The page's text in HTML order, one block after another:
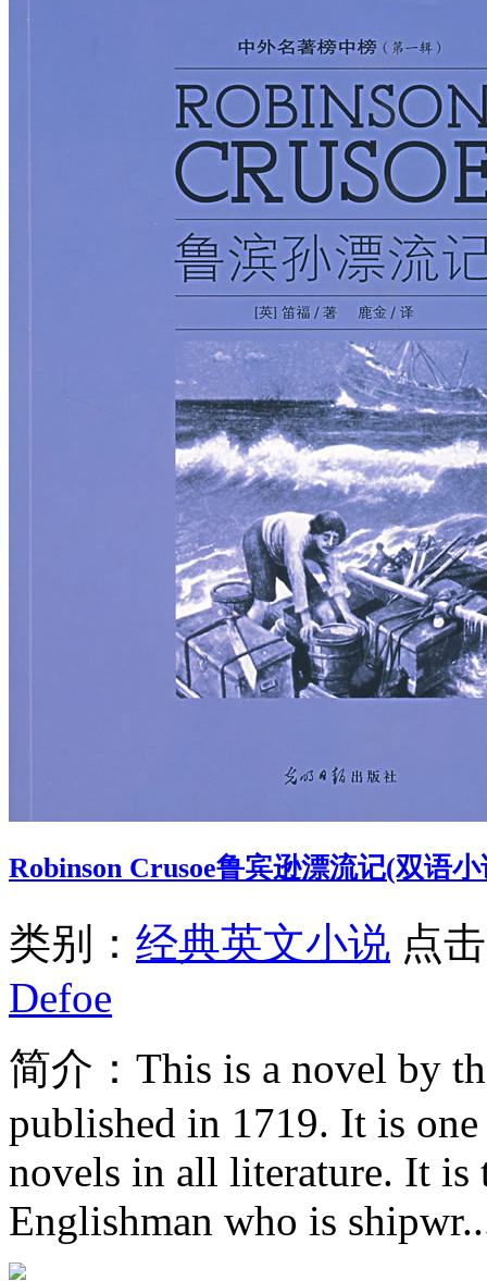
Robinson Crusoe鲁宾逊漂流记(双语
类别： 经典英文小说 点
Defoe
简介： This is a novel by
published in 1719. It is
novels in all literature. It is
Englishman who is